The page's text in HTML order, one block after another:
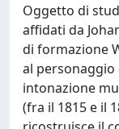
Oggetto di
affidati da
di formazione
al personaggio
intonazione
(fra il 1815 e il